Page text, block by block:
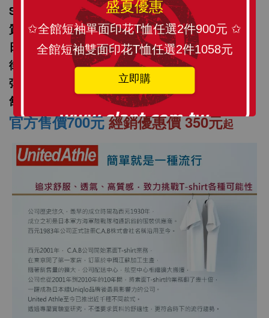
盛夏優惠
✩全館短袖單面印花T恤任選2件900元 ✩
全館短袖雙面印花T恤任選2件1058元
立即購
SLANT 素面中性 短袖T恤 百搭T恤 潮牌品質
100%精梳環紡棉 亞洲版型 經典合身12色可選
NT$ 299
-
加入購物車
SLANT 日本United Athle品牌 5.6oz 頂級柔棉高品
質 長袖T恤
日本素面長Tee 街頭潮牌 總代理公司原廠出貨經銷
街頭休閒，簡單實穿，超強內搭
彈性適中的羅紋袖口設計，讓搭配更顯層次
舒適簡單、街頭搭配、休閒風格
官方售價700元 經銷優惠價 350元起